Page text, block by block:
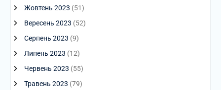
Жовтень 2023 (51)
Вересень 2023 (52)
Серпень 2023 (9)
Липень 2023 (12)
Червень 2023 (55)
Травень 2023 (79)